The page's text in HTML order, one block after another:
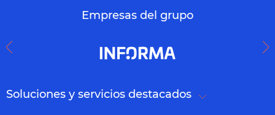
Empresas del grupo
Soluciones y servicios destacados